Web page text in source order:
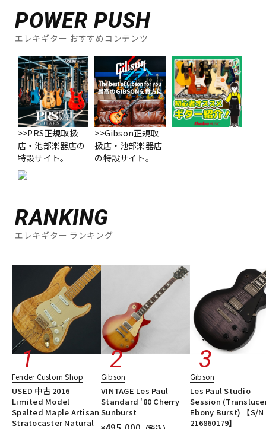
POWER PUSH
エレキギター おすすめコンテンツ
>>PRS正規取扱
店・池部楽器店の
特設サイト。
>>Gibson正規取
扱店・池部楽器店
の特設サイト。
RANKING
エレキギター ランキング
Fender Custom Shop
USED 中古 2016
Limited Model
Spalted Maple Artisan
Stratocaster Natural
Gibson
VINTAGE Les Paul
Standard '80 Cherry
Sunburst
Gibson
Les Paul Studio
Session
Ebony Burst) 【S/N
216860179】